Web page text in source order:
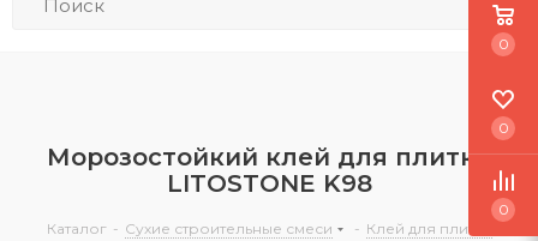
Морозостойкий клей для плитки
LITOSTONE K98
Каталог - Сухие строительные смеси - Клей для плитки
0
0
0